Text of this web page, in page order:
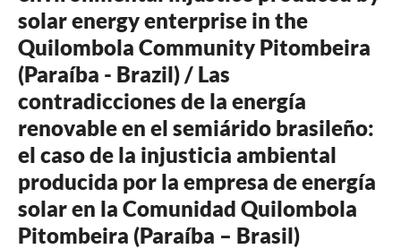
solar energy enterprise in the
Quilombola Community Pitombeira
(Paraíba - Brazil) / Las
contradicciones de la energía
renovable en el semiárido brasileño:
el caso de la injusticia ambiental
producida por la empresa de energía
solar en la Comunidad Quilombola
Pitombeira (Paraíba – Brasil)